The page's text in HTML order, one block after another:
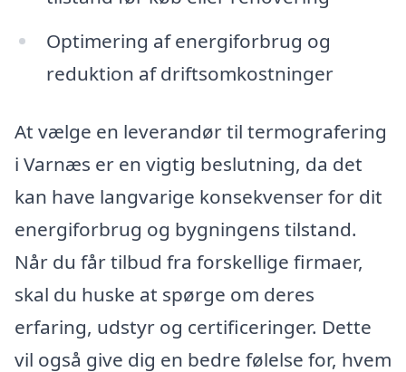
Optimering af energiforbrug og
reduktion af driftsomkostninger
At vælge en leverandør til termografering
i Varnæs er en vigtig beslutning, da det
kan have langvarige konsekvenser for dit
energiforbrug og bygningens tilstand.
Når du får tilbud fra forskellige firmaer,
skal du huske at spørge om deres
erfaring, udstyr og certificeringer. Dette
vil også give dig en bedre følelse for, hvem